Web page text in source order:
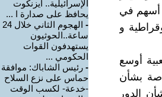
أسهم في
و
أوسع
بشأن
الدور
الإسرائيلية.. أيزنكوت
يحافظ على صدارة ا ...
-
الهجوم الثاني خلال 24
ساعة..الحوثيون
يستهدفون القوات
الحكومي ...
- رئيس الشاباك: موافقة
حماس على نزع السلاح
-خدعة- لكسب الوقت